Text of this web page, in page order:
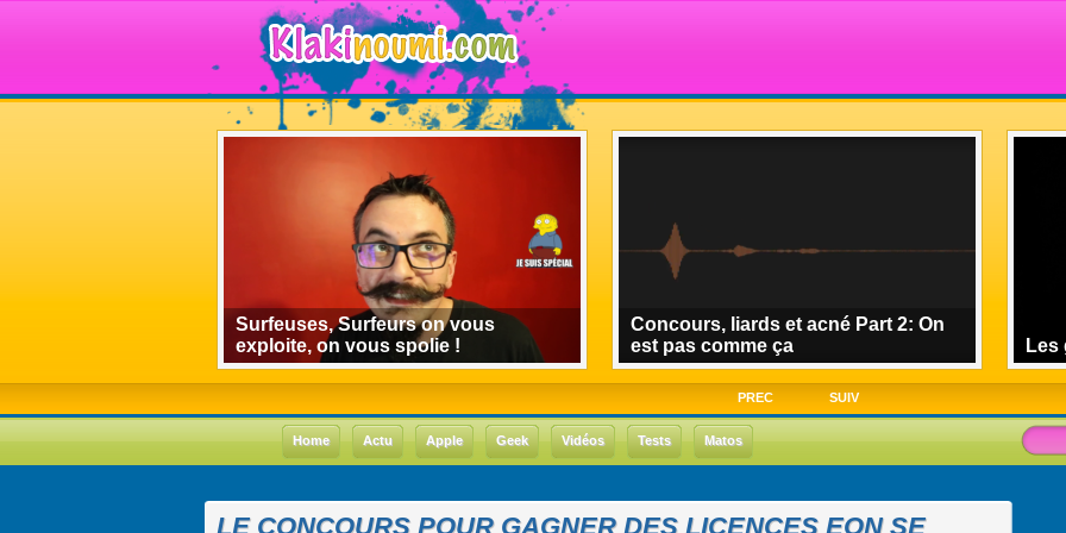
Surfeuses, Surfeurs on vous
exploite, on vous spolie !
Concours, liards et acné Part 2: On
est pas comme ça
Les
PREC SUIV
Home Actu Apple Geek Vidéos Tests Matos
LE CONCOURS POUR GAGNER DES LICENCES EON SE